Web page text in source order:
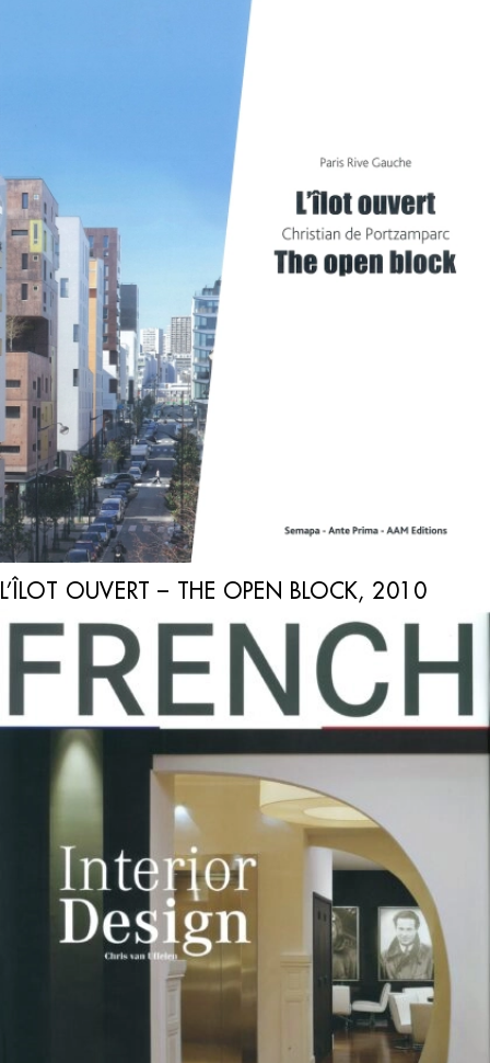
L’ÎLOT OUVERT – THE OPEN BLOCK, 2010